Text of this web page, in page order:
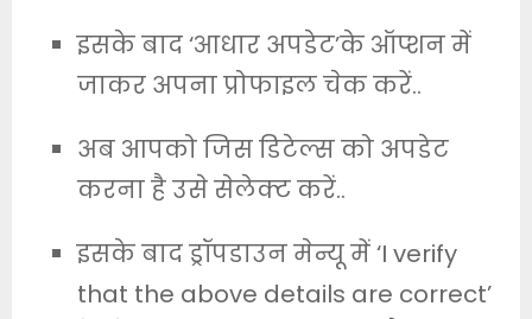
इसके बाद ‘आधार अपडेट’के ऑप्शन में
जाकर अपना प्रोफाइल चेक करें..
अब आपको जिस डिटेल्स को अपडेट
करना है उसे सेलेक्ट करें..
इसके बाद ड्रॉपडाउन मेन्यू में ‘I verify
that the above details are correct’